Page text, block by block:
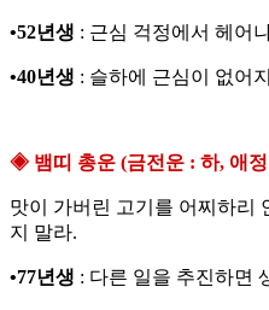
•52년생 : 근심 걱정에서 헤어
•40년생 : 슬하에 근심이 없어
◈ 뱀띠 총운 (금전운 : 하, 애
맛이 가버린 고기를 어찌하리
지 말라.
•77년생 : 다른 일을 추진하면